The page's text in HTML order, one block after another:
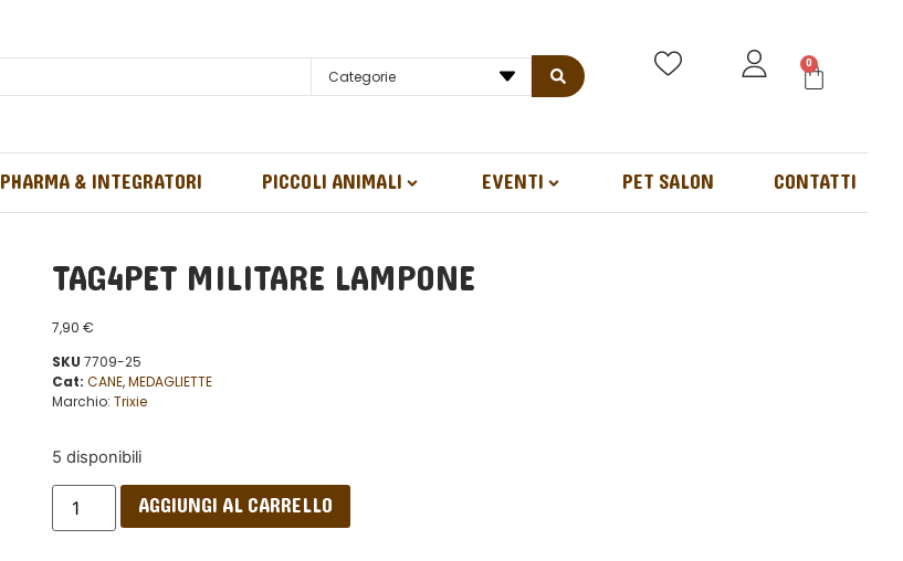
Categorie
0
PHARMA & INTEGRATORI PICCOLI ANIMALI EVENTI PET SALON CONTATTI
TAG4PET MILITARE LAMPONE
7,90 €
SKU 7709-25
Cat: CANE,MEDAGLIETTE
Marchio: Trixie
5 disponibili
AGGIUNGI AL CARRELLO